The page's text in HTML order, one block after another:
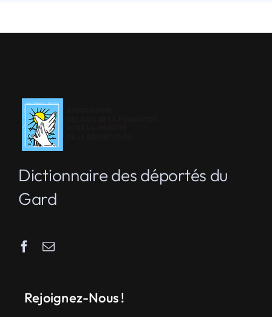
Dictionnaire des déportés du
Gard
Rejoignez-Nous !